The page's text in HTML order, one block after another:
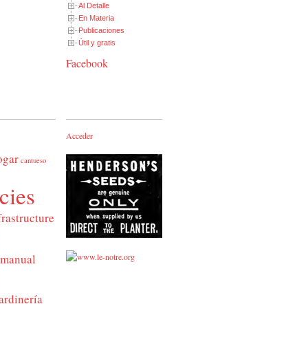
Al Detalle
En Materia
Publicaciones
Útil y gratis
Facebook
cantueso
manual
Acceder